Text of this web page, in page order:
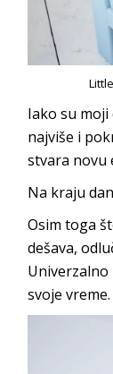
Iako su
najviše i
stvara novu
Na kraju
Osim toga
dešava,
Univerzalno
svoje